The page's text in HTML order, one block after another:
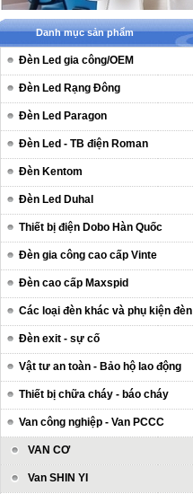
Danh mục sản phẩm
Đèn Led gia công/OEM
Đèn Led Rạng Đông
Đèn Led Paragon
Đèn Led - TB điện Roman
Đèn Kentom
Đèn Led Duhal
Thiết bị điện Dobo Hàn Quốc
Đèn gia công cao cấp Vinte
Đèn cao cấp Maxspid
Các loại đèn khác và phụ kiện đèn
Đèn exit - sự cố
Vật tư an toàn - Bảo hộ lao động
Thiết bị chữa cháy - báo cháy
Van công nghiệp - Van PCCC
VAN CƠ
Van SHIN YI